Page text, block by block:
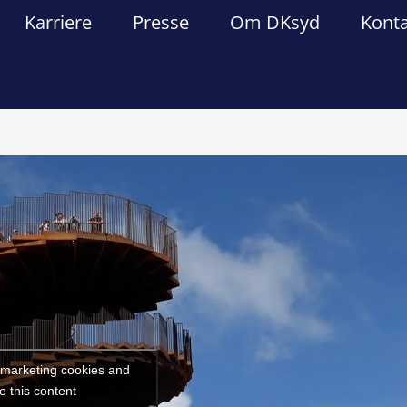
Karriere Presse Om DKsyd
cookies and
this content